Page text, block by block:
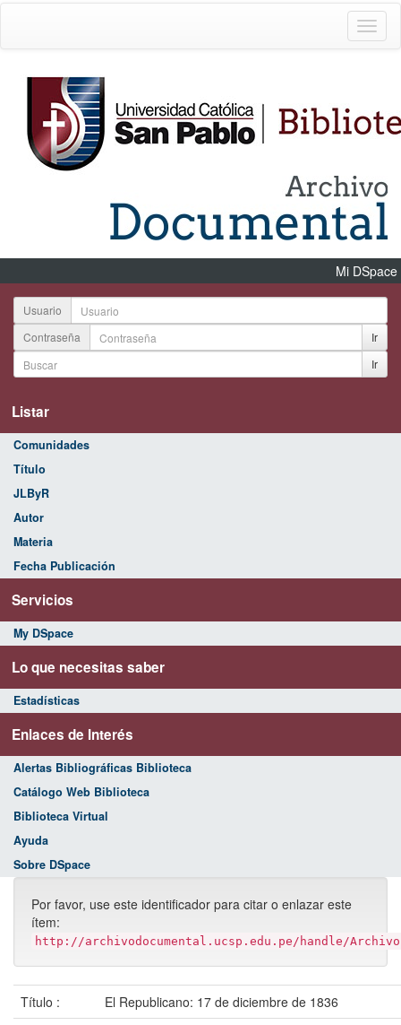
Mi DSpace
Usuario
Contraseña
Ir
Ir
Listar
Comunidades
Título
JLByR
Autor
Materia
Fecha Publicación
Servicios
My DSpace
Lo que necesitas saber
Estadísticas
Enlaces de Interés
Alertas Bibliográficas Biblioteca
Catálogo Web Biblioteca
Biblioteca Virtual
Ayuda
Sobre DSpace
Por favor, use este identificador para citar o enlazar este
ítem:
http://archivodocumental.ucsp.edu.pe/handle/
Título :
El Republicano: 17 de diciembre de 1836